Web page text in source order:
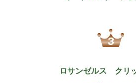
ロサンゼルス クリ